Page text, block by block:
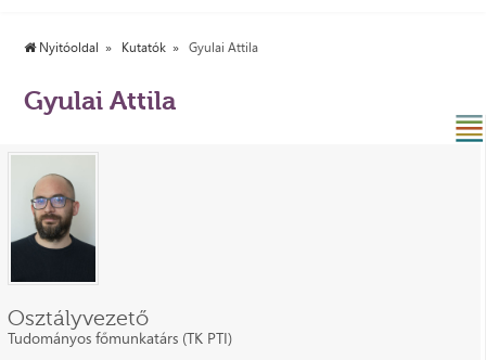
Nyitóoldal Kutatók Gyulai Attila
Gyulai Attila
Osztályvezető
Tudományos főmunkatárs (TK PTI)